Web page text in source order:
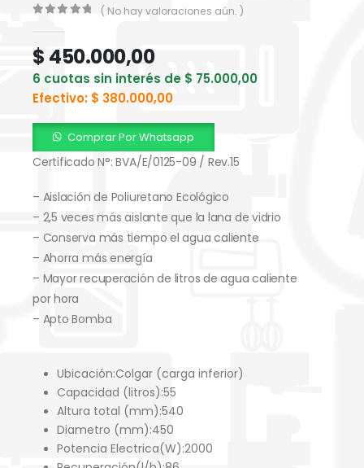
( No hay valoraciones aún. )
$ 450.000,00
6 cuotas sin interés de $ 75.000,00
Efectivo: $ 380.000,00
Comprar Por Whatsapp
Certificado N°: BVA/E/0125-09 / Rev.15
– Aislación de Poliuretano Ecológico
– 2,5 veces más aislante que la lana de vidrio
– Conserva más tiempo el agua caliente
– Ahorra más energía
– Mayor recuperación de litros de agua caliente
por hora
– Apto Bomba
Ubicación:Colgar (carga inferior)
Capacidad (litros):55
Altura total (mm):540
Diametro (mm):450
Potencia Electrica(W):2000